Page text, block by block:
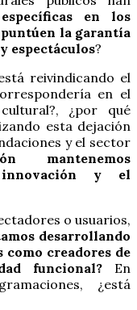
en los
la garantía
espectáculos?
reivindicando el
en el
¿por qué
esta dejación
y el sector
mantenemos
y el
o usuarios,
desarrollando
creadores de
funcional? En
¿está